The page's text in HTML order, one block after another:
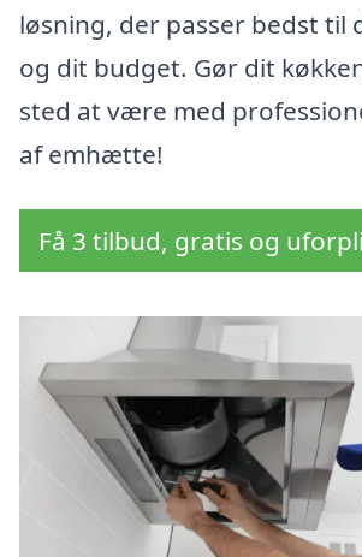
løsning, der passer bedst til
og dit budget. Gør dit
sted at være med
af emhætte!
Få 3 tilbud, gratis og